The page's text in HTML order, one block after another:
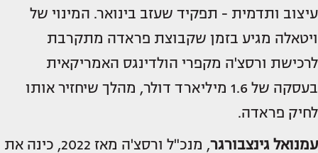
עיצוב ותדמית - תפקיד שעזב בינואר. המינוי של
ויטאלה מגיע בזמן שקבוצת פראדה מתקרבת
לרכישת ורסצ'ה מקפרי הולדינגס האמריקאית
בעסקה של 1.6 מיליארד דולר, מהלך שיחזיר אותו
לחיק פראדה.
עמנואל גינצבורגר
, מנכ"ל ורסצ'ה מאז 2022, כינה את